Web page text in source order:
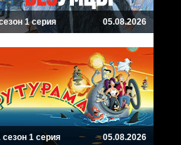
1 серия 05.08.2026
сезон 1 серия 05.08.2026